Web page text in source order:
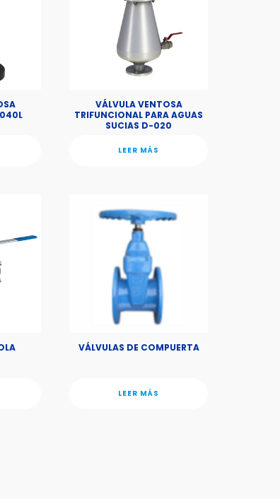
VÁLVULA VENTOSA
TRIFUNCIONAL PARA AGUAS
SUCIAS D-020
LEER MÁS
VÁLVULAS DE COMPUERTA
LEER MÁS